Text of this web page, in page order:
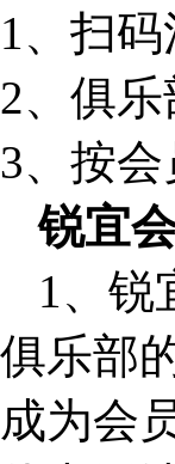
1、扫
2、俱
3、按
锐宜
1、锐
俱乐部
成为会